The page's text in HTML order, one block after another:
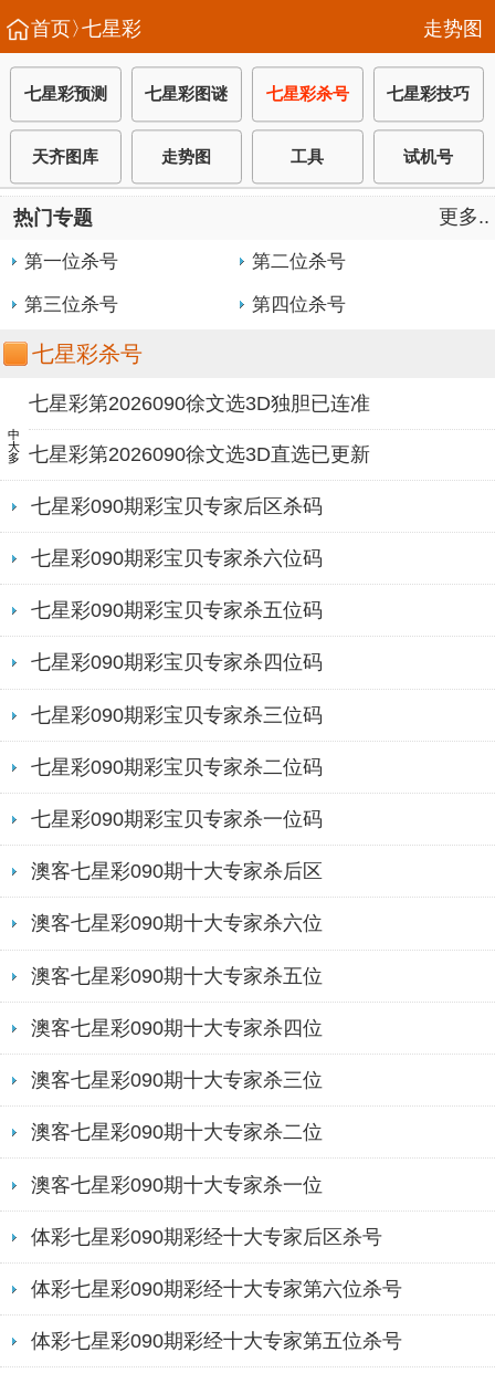
首页〉七星彩 走势图
七星彩预测 七星彩图谜 七星彩杀号 七星彩技巧
天齐图库 走势图 工具 试机号
热门专题 更多..
第一位杀号 第二位杀号
第三位杀号 第四位杀号
七星彩杀号
中大多
七星彩第2026090徐文选3D独胆已连准
七星彩第2026090徐文选3D直选已更新
七星彩090期彩宝贝专家后区杀码
七星彩090期彩宝贝专家杀六位码
七星彩090期彩宝贝专家杀五位码
七星彩090期彩宝贝专家杀四位码
七星彩090期彩宝贝专家杀三位码
七星彩090期彩宝贝专家杀二位码
七星彩090期彩宝贝专家杀一位码
澳客七星彩090期十大专家杀后区
澳客七星彩090期十大专家杀六位
澳客七星彩090期十大专家杀五位
澳客七星彩090期十大专家杀四位
澳客七星彩090期十大专家杀三位
澳客七星彩090期十大专家杀二位
澳客七星彩090期十大专家杀一位
体彩七星彩090期彩经十大专家后区杀号
体彩七星彩090期彩经十大专家第六位杀号
体彩七星彩090期彩经十大专家第五位杀号